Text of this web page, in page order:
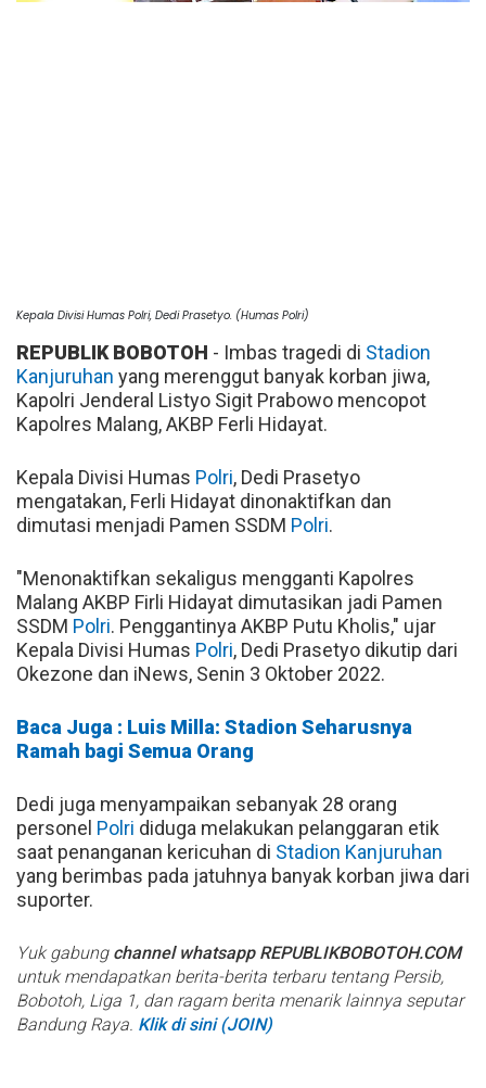
Kepala Divisi Humas Polri, Dedi Prasetyo. (Humas Polri)
REPUBLIK BOBOTOH - Imbas tragedi di Stadion
Kanjuruhan yang merenggut banyak korban jiwa,
Kapolri Jenderal Listyo Sigit Prabowo mencopot
Kapolres Malang, AKBP Ferli Hidayat.
Kepala Divisi Humas Polri, Dedi Prasetyo
mengatakan, Ferli Hidayat dinonaktifkan dan
dimutasi menjadi Pamen SSDM Polri.
"Menonaktifkan sekaligus mengganti Kapolres
Malang AKBP Firli Hidayat dimutasikan jadi Pamen
SSDM Polri. Penggantinya AKBP Putu Kholis," ujar
Kepala Divisi Humas Polri, Dedi Prasetyo dikutip dari
Okezone dan iNews, Senin 3 Oktober 2022.
Baca Juga : Luis Milla: Stadion Seharusnya
Ramah bagi Semua Orang
Dedi juga menyampaikan sebanyak 28 orang
personel Polri diduga melakukan pelanggaran etik
saat penanganan kericuhan di Stadion Kanjuruhan
yang berimbas pada jatuhnya banyak korban jiwa dari
suporter.
Yuk gabung channel whatsapp REPUBLIKBOBOTOH.COM
untuk mendapatkan berita-berita terbaru tentang Persib,
Bobotoh, Liga 1, dan ragam berita menarik lainnya seputar
Bandung Raya. Klik di sini (JOIN)